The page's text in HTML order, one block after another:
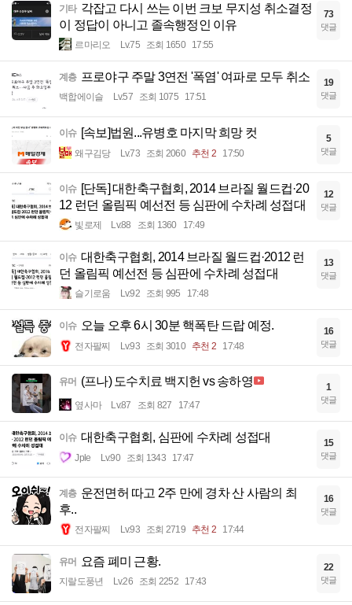
기타 각잡고 다시 쓰는 이번 크보 무지성 취소결정
이 정답이 아니고 졸속행정인 이유
르마리오 Lv.75 조회 1650 17:55
73
댓글
계층 프로야구 주말 3연전 '폭염' 여파로 모두 취소
백합에이슬 Lv.57 조회 1075 17:51
19
댓글
이슈 [속보]법원...유병호 마지막 희망 컷
왜구김당 Lv.73 조회 2060 추천 2 17:50
5
댓글
이슈 [단독] 대한축구협회, 2014 브라질 월드컵·20
12 런던 올림픽 예선전 등 심판에 수차례 성접대
빛로제 Lv.88 조회 1360 17:49
12
댓글
이슈 대한축구협회, 2014 브라질 월드컵·2012 런
던 올림픽 예선전 등 심판에 수차례 성접대
슬기로움 Lv.92 조회 995 17:48
13
댓글
이슈 오늘 오후 6시 30분 핵폭탄 드랍 예정.
전자팔찌 Lv.93 조회 3010 추천 2 17:48
16
댓글
유머 (프나) 도수치료 백지헌 vs 송하영
옆사마 Lv.87 조회 827 17:47
1
댓글
이슈 대한축구협회, 심판에 수차례 성접대
Jple Lv.90 조회 1343 17:47
15
댓글
계층 운전면허 따고 2주 만에 경차 산 사람의 최
후..
전자팔찌 Lv.93 조회 2719 추천 2 17:44
16
댓글
유머 요즘 폐미 근황.
지랄도풍년 Lv.26 조회 2252 17:43
22
댓글